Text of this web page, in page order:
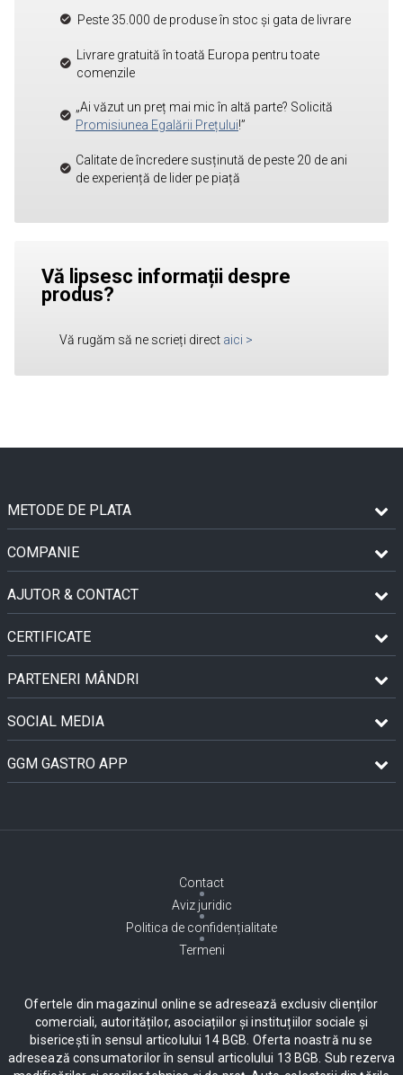
Peste 35.000 de produse în stoc și gata de livrare
Livrare gratuită în toată Europa pentru toate
comenzile
„Ai văzut un preț mai mic în altă parte? Solicită
Promisiunea Egalării Prețului!”
Calitate de încredere susținută de peste 20 de ani
de experiență de lider pe piață
Vă lipsesc informații despre
produs?
Vă rugăm să ne scrieți direct aici >
METODE DE PLATA
COMPANIE
AJUTOR & CONTACT
CERTIFICATE
PARTENERI MÂNDRI
SOCIAL MEDIA
GGM GASTRO APP
Contact
Aviz juridic
Politica de confidențialitate
Termeni
Ofertele din magazinul online se adresează exclusiv clienților
comerciali, autorităților, asociațiilor și instituțiilor sociale și
bisericești în sensul articolului 14 BGB. Oferta noastră nu se
adresează consumatorilor în sensul articolului 13 BGB. Sub rezerva